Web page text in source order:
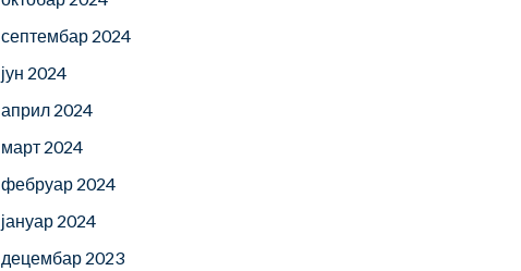
септембар 2024
јун 2024
април 2024
март 2024
фебруар 2024
јануар 2024
децембар 2023